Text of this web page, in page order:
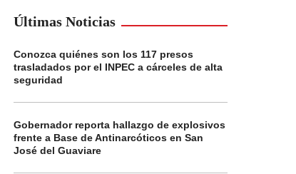
Últimas Noticias
Conozca quiénes son los 117 presos
trasladados por el INPEC a cárceles de alta
seguridad
Gobernador reporta hallazgo de explosivos
frente a Base de Antinarcóticos en San
José del Guaviare